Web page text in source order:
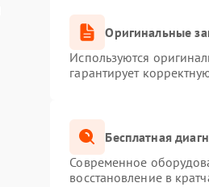
Оригинальные
Используются
гарантирует
Бесплатная
Современное
восстановление в